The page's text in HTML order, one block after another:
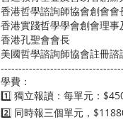
香港哲學諮詢師協會創會會
香港實踐哲學學會創會理事
香港孔聖會會長
美國哲學諮詢師協會註冊諮
學費：
1️⃣ 獨立報讀：每單元：
2️⃣ 同時報三個單元，